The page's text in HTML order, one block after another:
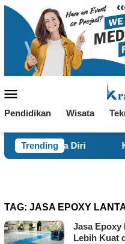
Loncat
Mobile
Pendidikan Wisata
Trending
Diri Ketika
TAG: JASA EPOXY
Jasa Epoxy
Lebih Kuat